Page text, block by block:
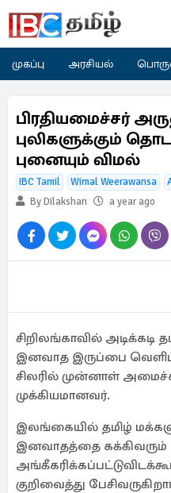
முகப்பு அரசியல்
பிரதியமைச்சர்
புலிகளுக்கும்
புனையும் விமல்
IBC Tamil Wimal Weerawansa
By Dilakshan
a year ago
சிறிலங்காவில் அடிக்கடி
இனவாத இருப்பை
சிலரில் முன்னாள்
முக்கியமானவர்.
இலங்கையில் தமிழ்
இனவாதத்தை கக்கிவரும்
குறிவைத்து